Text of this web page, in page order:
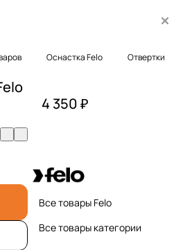
Оснастка Felo Отвертки
4 350 ₽
Все товары Felo
Все товары категории